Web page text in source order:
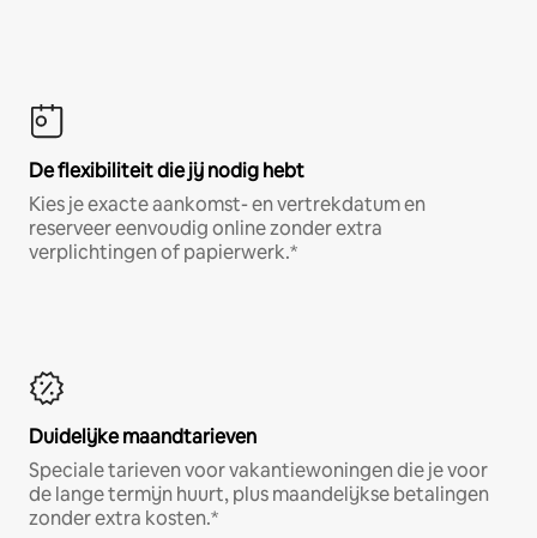
De flexibiliteit die jij nodig hebt
Kies je exacte aankomst- en vertrekdatum en
reserveer eenvoudig online zonder extra
verplichtingen of papierwerk.*
Duidelijke maandtarieven
Speciale tarieven voor vakantiewoningen die je voor
de lange termijn huurt, plus maandelijkse betalingen
zonder extra kosten.*